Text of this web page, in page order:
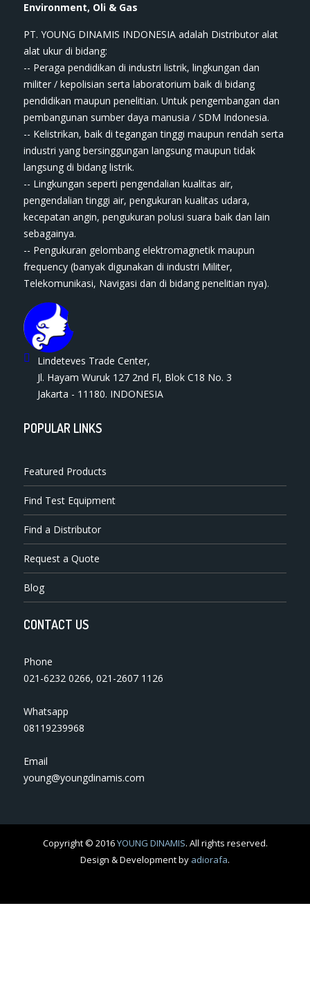
Environment, Oli & Gas
PT. YOUNG DINAMIS INDONESIA ​adalah Distributor alat
ala​t​​​ ukur di bidang:
-- Peraga pendidikan di industri listrik, lingkungan dan
militer / kepolisian serta laboratorium baik di bidang
pendidikan maupun penelitian. Untuk pengembangan dan
pembangunan sumber daya manusia / SDM Indonesia.
-- Kelistrikan, baik di tegangan tinggi maupun rendah serta
industri yang bersinggungan langsung maupun tidak
langsung di bidang listrik.
-- Lingkungan seperti pengendalian kualitas air,
pengendalian tinggi air, pengukuran kualitas udara,
kecepatan angin, pengukuran polusi suara baik dan lain
sebagainya.
-- Pengukuran gelombang elektromagnetik maupun
frequency (banyak digunakan di industri Militer,
Telekomunikasi, Navigasi dan di bidang penelitian nya).
Lindeteves Trade Center,
Jl. Hayam Wuruk 127 2nd Fl, Blok C18 No. 3
Jakarta - 11180. INDONESIA
POPULAR LINKS
Featured Products
Find Test Equipment
Find a Distributor
Request a Quote
Blog
CONTACT US
Phone
021-6232 0266,021-2607 1126
Whatsapp
08119239968
Email
young@youngdinamis.com
Copyright © 2016YOUNG DINAMIS. All rights reserved.
Design & Development by adiorafa.